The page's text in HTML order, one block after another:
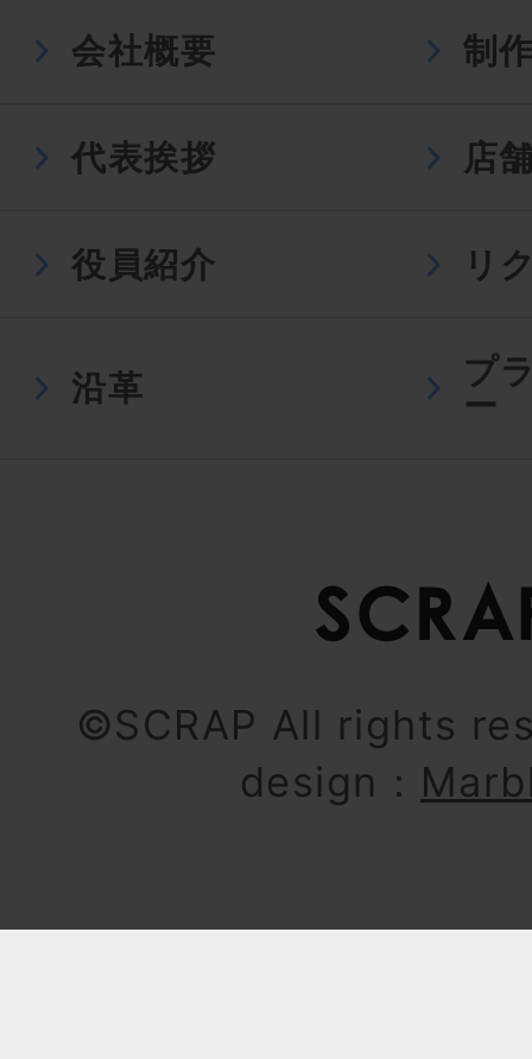
会社概要 制
代表挨拶 店
役員紹介 リ
沿革
プ
ー
©SCRAP All rights
design：